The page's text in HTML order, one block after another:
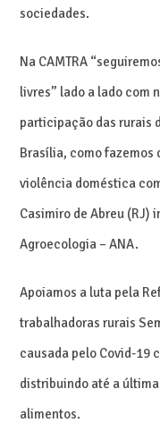
sociedades.
Na CAMTRA
livres” lado a lado com
participação das rurais
Brasília, como fazemos
violência doméstica
Casimiro de Abreu (RJ)
Agroecologia – ANA.
Apoiamos a luta pela
trabalhadoras rurais
causada pelo Covid-19
distribuindo até a
alimentos.